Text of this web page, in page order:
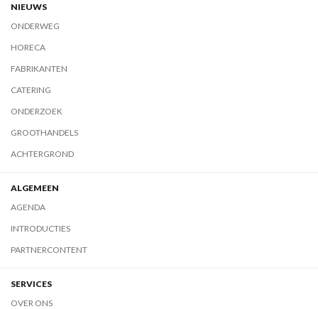
NIEUWS
ONDERWEG
HORECA
FABRIKANTEN
CATERING
ONDERZOEK
GROOTHANDELS
ACHTERGROND
ALGEMEEN
AGENDA
INTRODUCTIES
PARTNERCONTENT
SERVICES
OVER ONS